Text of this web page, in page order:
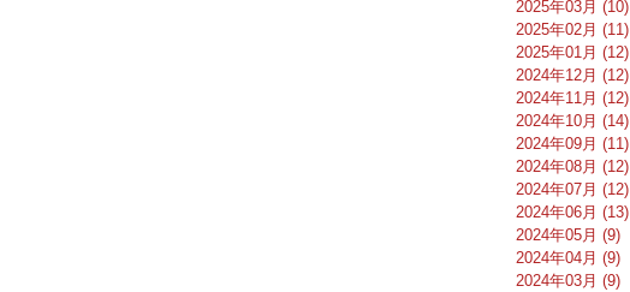
2025年03月 (10)
2025年02月 (11)
2025年01月 (12)
2024年12月 (12)
2024年11月 (12)
2024年10月 (14)
2024年09月 (11)
2024年08月 (12)
2024年07月 (12)
2024年06月 (13)
2024年05月 (9)
2024年04月 (9)
2024年03月 (9)